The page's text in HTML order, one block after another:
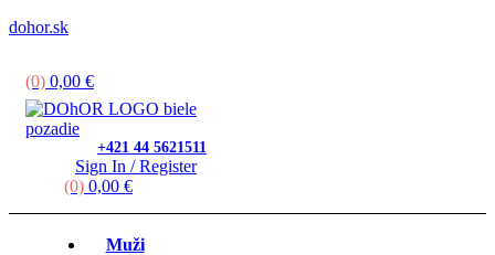
dohor.sk
Menu
(0) 0,00 €
+421 44 5621511
Sign In / Register
(0) 0,00 €
Muži